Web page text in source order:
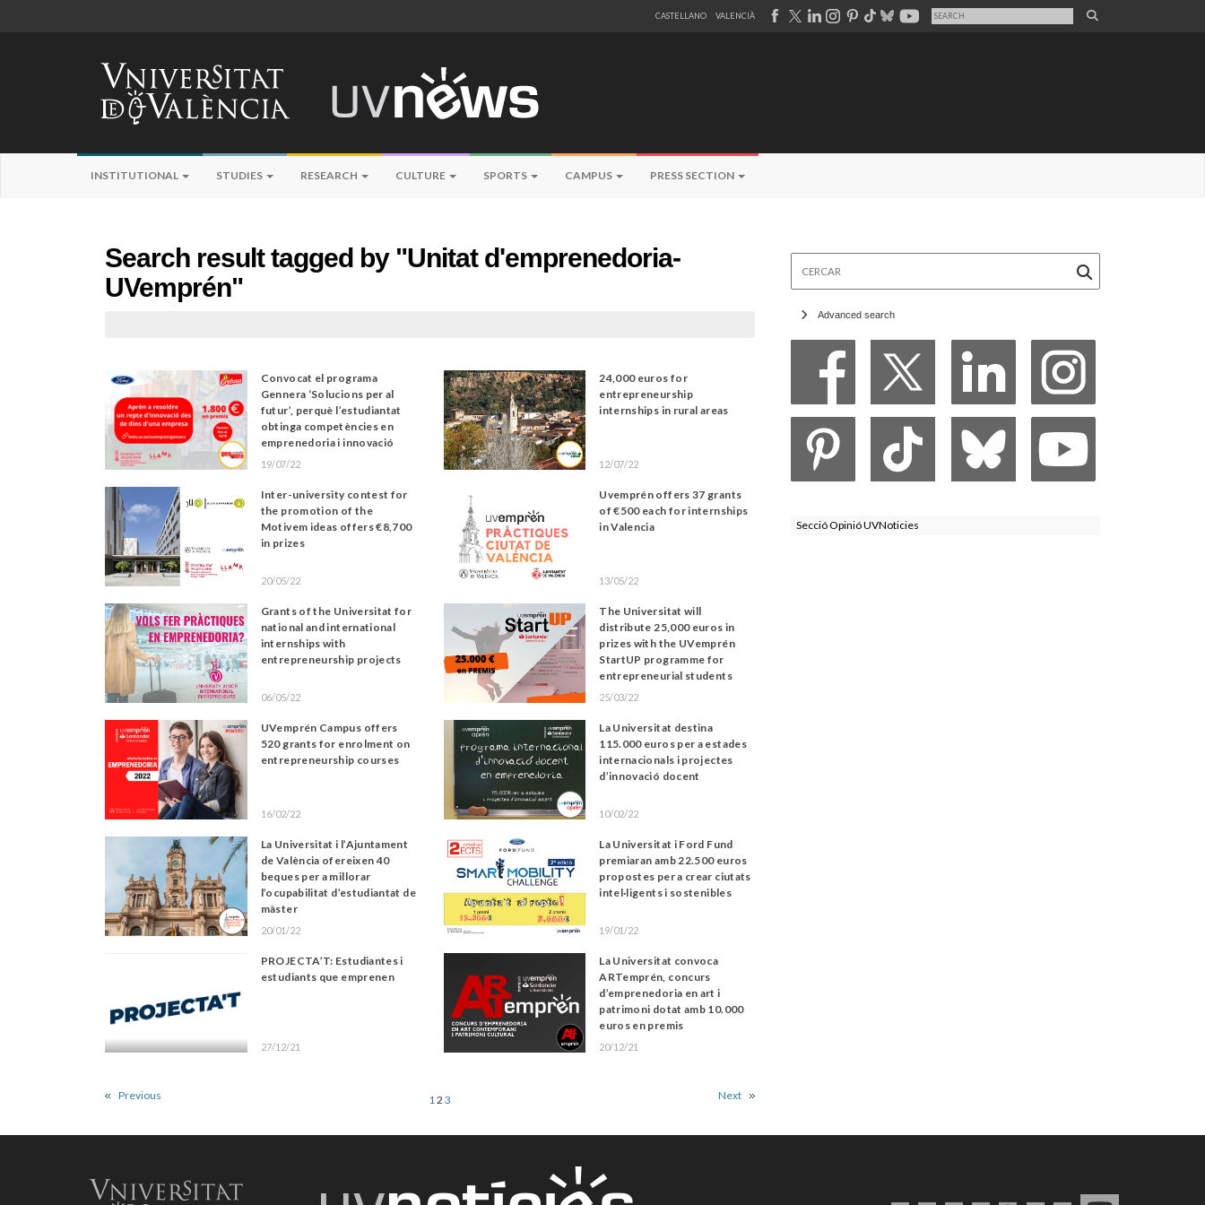
CASTELLANO VALENCIÀ
INSTITUTIONAL STUDIES RESEARCH CULTURE SPORTS CAMPUS PRESS SECTION
Search result tagged by "Unitat d'emprenedoria-
UVemprén"
Convocat el programa
Gennera ‘Solucions per al
futur’, perquè l’estudiantat
obtinga competències en
emprenedoria i innovació
19/07/22
24,000 euros for
entrepreneurship
internships in rural areas
12/07/22
Inter-university contest for
the promotion of the
Motivem ideas offers €8,700
in prizes
20/05/22
Uvemprén offers 37 grants
of €500 each for internships
in Valencia
13/05/22
Grants of the Universitat for
national and international
internships with
entrepreneurship projects
06/05/22
The Universitat will
distribute 25,000 euros in
prizes with the UVemprén
StartUP programme for
entrepreneurial students
25/03/22
UVemprén Campus offers
520 grants for enrolment on
entrepreneurship courses
16/02/22
La Universitat destina
115.000 euros per a estades
internacionals i projectes
d’innovació docent
10/02/22
La Universitat i l’Ajuntament
de València ofereixen 40
beques per a millorar
l’ocupabilitat d’estudiantat de
màster
20/01/22
La Universitat i Ford Fund
premiaran amb 22.500 euros
propostes per a crear ciutats
intel·ligents i sostenibles
19/01/22
PROJECTA’T: Estudiantes i
estudiants que emprenen
27/12/21
La Universitat convoca
ARTemprén, concurs
d’emprenedoria en art i
patrimoni dotat amb 10.000
euros en premis
20/12/21
Previous 12 3 Next
Advanced search
Secció Opinió UVNoticies